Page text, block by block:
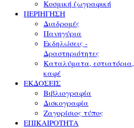
Κοσμική ζωγραφική
ΠΕΡΙΗΓΗΣΗ
Διαδρομές
Πανηγύρια
Εκδηλώσεις -
Δραστηριότητες
Καταλύματα, εστιατόρια,
καφέ
ΕΚΔΟΣΕΙΣ
Βιβλιογραφία
Δισκογραφία
Ζαγορίσιος τύπος
ΕΠΙΚΑΙΡΟΤΗΤΑ